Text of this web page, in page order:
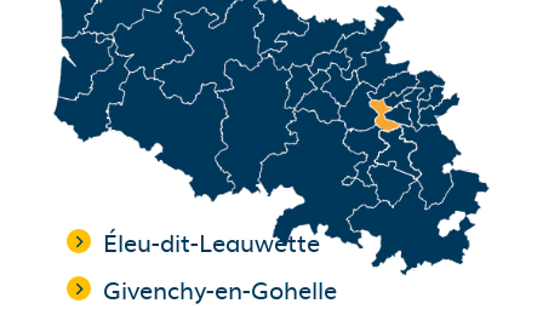
Éleu-dit-Leauwette
Givenchy-en-Gohelle